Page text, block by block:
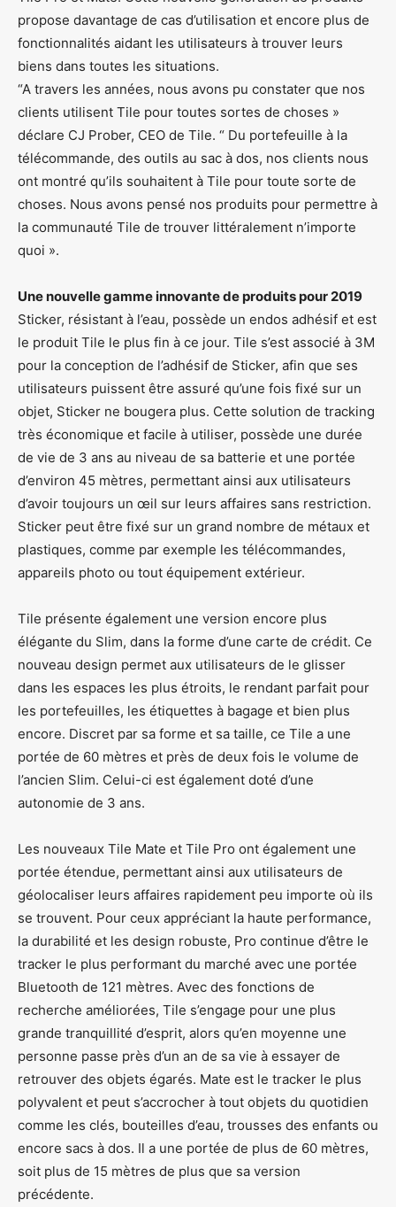
propose davantage de cas d’utilisation et encore plus de
fonctionnalités aidant les utilisateurs à trouver leurs
biens dans toutes les situations.
“A travers les années, nous avons pu constater que nos
clients utilisent Tile pour toutes sortes de choses »
déclare CJ Prober, CEO de Tile. “ Du portefeuille à la
télécommande, des outils au sac à dos, nos clients nous
ont montré qu’ils souhaitent à Tile pour toute sorte de
choses. Nous avons pensé nos produits pour permettre à
la communauté Tile de trouver littéralement n’importe
quoi ».
Une nouvelle gamme innovante de produits pour 2019
Sticker, résistant à l’eau, possède un endos adhésif et est
le produit Tile le plus fin à ce jour. Tile s’est associé à 3M
pour la conception de l’adhésif de Sticker, afin que ses
utilisateurs puissent être assuré qu’une fois fixé sur un
objet, Sticker ne bougera plus. Cette solution de tracking
très économique et facile à utiliser, possède une durée
de vie de 3 ans au niveau de sa batterie et une portée
d’environ 45 mètres, permettant ainsi aux utilisateurs
d’avoir toujours un œil sur leurs affaires sans restriction.
Sticker peut être fixé sur un grand nombre de métaux et
plastiques, comme par exemple les télécommandes,
appareils photo ou tout équipement extérieur.
Tile présente également une version encore plus
élégante du Slim, dans la forme d’une carte de crédit. Ce
nouveau design permet aux utilisateurs de le glisser
dans les espaces les plus étroits, le rendant parfait pour
les portefeuilles, les étiquettes à bagage et bien plus
encore. Discret par sa forme et sa taille, ce Tile a une
portée de 60 mètres et près de deux fois le volume de
l’ancien Slim. Celui-ci est également doté d’une
autonomie de 3 ans.
Les nouveaux Tile Mate et Tile Pro ont également une
portée étendue, permettant ainsi aux utilisateurs de
géolocaliser leurs affaires rapidement peu importe où ils
se trouvent. Pour ceux appréciant la haute performance,
la durabilité et les design robuste, Pro continue d’être le
tracker le plus performant du marché avec une portée
Bluetooth de 121 mètres. Avec des fonctions de
recherche améliorées, Tile s’engage pour une plus
grande tranquillité d’esprit, alors qu’en moyenne une
personne passe près d’un an de sa vie à essayer de
retrouver des objets égarés. Mate est le tracker le plus
polyvalent et peut s’accrocher à tout objets du quotidien
comme les clés, bouteilles d’eau, trousses des enfants ou
encore sacs à dos. Il a une portée de plus de 60 mètres,
soit plus de 15 mètres de plus que sa version
précédente.